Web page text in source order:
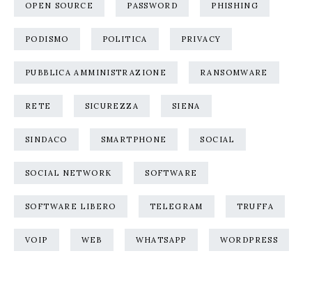
OPEN SOURCE PASSWORD PHISHING
PODISMO POLITICA PRIVACY
PUBBLICA AMMINISTRAZIONE RANSOMWARE
RETE SICUREZZA SIENA
SINDACO SMARTPHONE SOCIAL
SOCIAL NETWORK SOFTWARE
SOFTWARE LIBERO TELEGRAM TRUFFA
VOIP WEB WHATSAPP WORDPRESS